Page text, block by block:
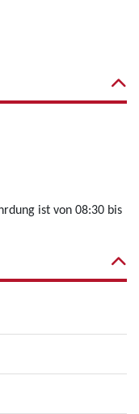
ist von 08:30 bis